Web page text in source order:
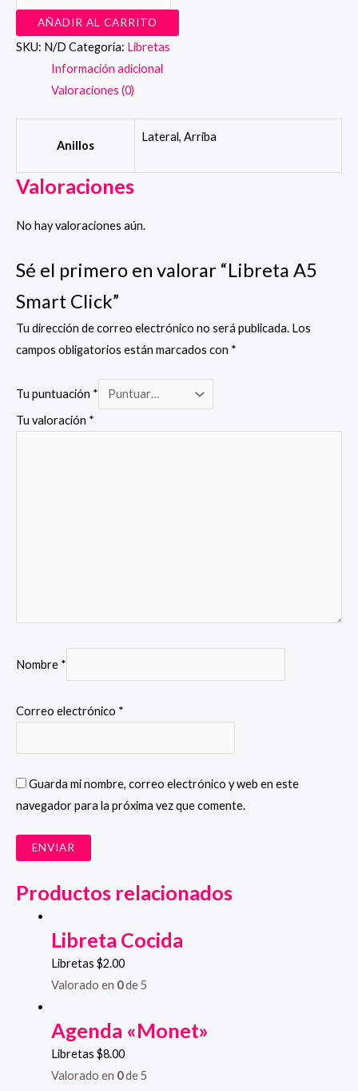
A5
Smart
Click
cantidad
AÑADIR AL CARRITO
SKU: N/D Categoría: Libretas
Información adicional
Valoraciones (0)
Anillos
Lateral, Arriba
Valoraciones
No hay valoraciones aún.
Sé el primero en valorar “Libreta A5
Smart Click”
Tu dirección de correo electrónico no será publicada. Los
campos obligatorios están marcados con *
Tu puntuación *
Tu valoración *
Nombre *
Correo electrónico *
Guarda mi nombre, correo electrónico y web en este
navegador para la próxima vez que comente.
Productos relacionados
Libreta Cocida
Libretas $2.00
Valorado en 0de 5
Agenda «Monet»
Libretas $8.00
Valorado en 0de 5